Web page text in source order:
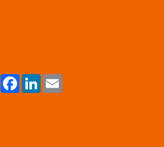
WhatsAppFacebook
LinkedIn